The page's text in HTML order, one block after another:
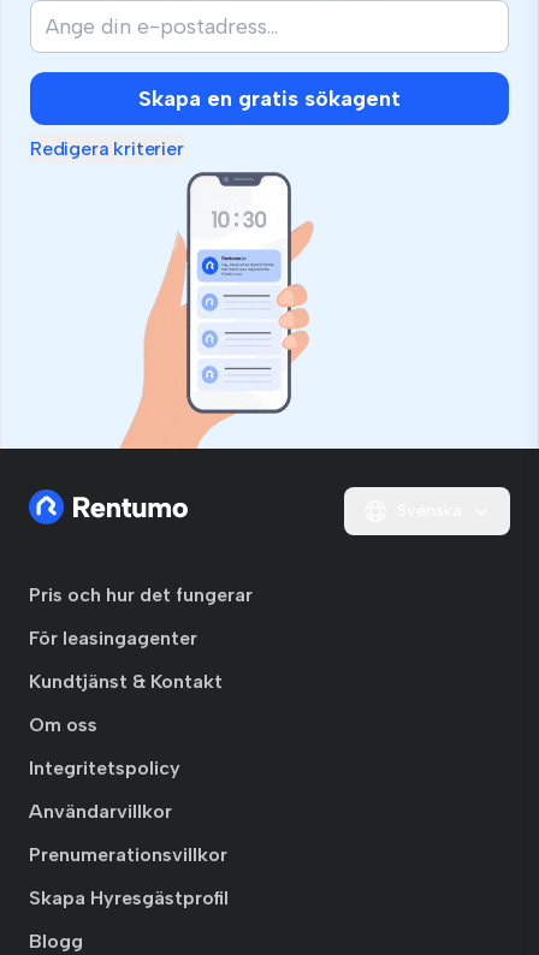
Skapa en gratis sökagent
Redigera kriterier
Pris och hur det fungerar
För leasingagenter
Kundtjänst & Kontakt
Om oss
Integritetspolicy
Användarvillkor
Prenumerationsvillkor
Skapa Hyresgästprofil
Blogg